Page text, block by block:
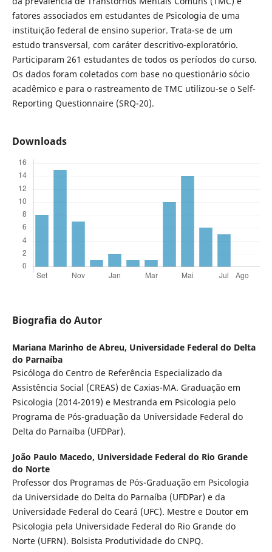
fatores associados em estudantes de Psicologia de uma
instituição federal de ensino superior. Trata-se de um
estudo transversal, com caráter descritivo-exploratório.
Participaram 261 estudantes de todos os períodos do curso.
Os dados foram coletados com base no questionário sócio
acadêmico e para o rastreamento de TMC utilizou-se o Self-
Reporting Questionnaire (SRQ-20).
Downloads
Biografia do Autor
Mariana Marinho de Abreu, Universidade Federal do Delta
do Parnaíba
Psicóloga do Centro de Referência Especializado da
Assistência Social (CREAS) de Caxias-MA. Graduação em
Psicologia (2014-2019) e Mestranda em Psicologia pelo
Programa de Pós-graduação da Universidade Federal do
Delta do Parnaíba (UFDPar).
João Paulo Macedo, Universidade Federal do Rio Grande
do Norte
Professor dos Programas de Pós-Graduação em Psicologia
da Universidade do Delta do Parnaíba (UFDPar) e da
Universidade Federal do Ceará (UFC). Mestre e Doutor em
Psicologia pela Universidade Federal do Rio Grande do
Norte (UFRN). Bolsista Produtividade do CNPQ.